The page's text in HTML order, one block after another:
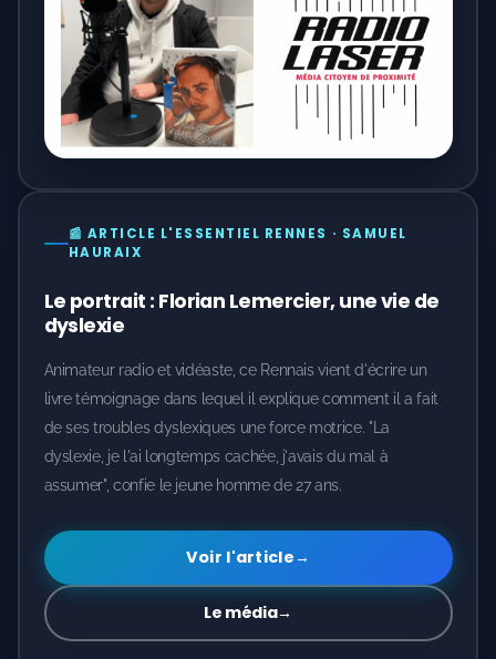
📰 ARTICLE L'ESSENTIEL RENNES · SAMUEL
HAURAIX
Le portrait : Florian Lemercier, une vie de
dyslexie
Animateur radio et vidéaste, ce Rennais vient d'écrire un
livre témoignage dans lequel il explique comment il a fait
de ses troubles dyslexiques une force motrice. "La
dyslexie, je l'ai longtemps cachée, j'avais du mal à
assumer", confie le jeune homme de 27 ans.
Voir l'article→
Le média→